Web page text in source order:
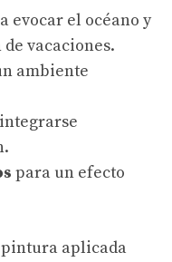
evocar el océano y
vacaciones.
ambiente
para un efecto
pintura aplicada